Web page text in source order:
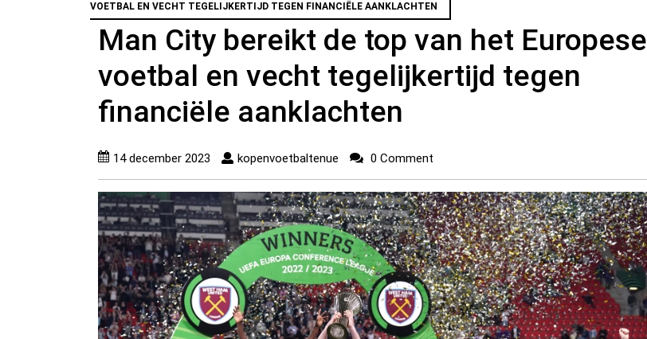
VOETBAL EN VECHT TEGELIJKERTIJD TEGEN FINANCIËLE AANKLACHTEN
Man City bereikt de top van het Europese
voetbal en vecht tegelijkertijd tegen
financiële aanklachten
14 december 2023 kopenvoetbaltenue 0 Comment